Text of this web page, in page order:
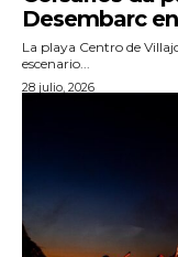
Desembarc
La playa Centro de
escenario...
28 julio, 2026